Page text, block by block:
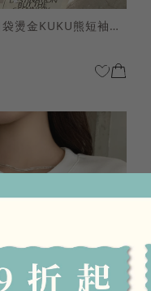
HOOLOOLOO聯名-口袋燙金KUKU熊短袖上衣